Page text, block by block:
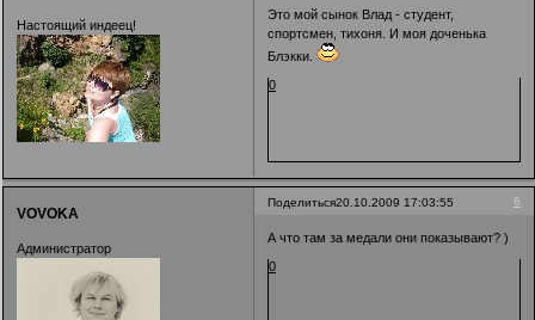
Настоящий индеец!
Это мой сынок Влад - студент,
спортсмен, тихоня. И моя доченька
Блэкки.
0
Поделиться 6
20.10.2009 17:03:55
VOVOKA
Администратор
А что там за медали они показывают? )
0